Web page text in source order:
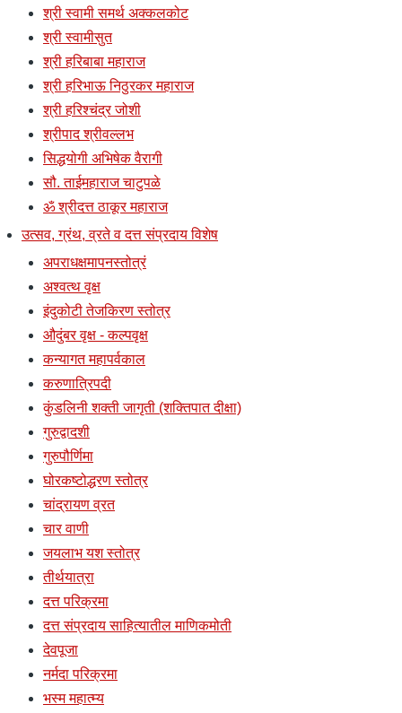
श्री स्वामी समर्थ अक्कलकोट
श्री स्वामीसुत
श्री हरिबाबा महाराज
श्री हरिभाऊ निठुरकर महाराज
श्री हरिश्चंद्र जोशी
श्रीपाद श्रीवल्लभ
सिद्धयोगी अभिषेक वैरागी
सौ. ताईमहाराज चाटुपळे
ॐ श्रीदत्त ठाकूर महाराज
उत्सव, ग्रंथ, व्रते व दत्त संप्रदाय विशेष
अपराधक्षमापनस्तोत्रं
अश्वत्थ वृक्ष
इंदुकोटी तेजकिरण स्तोत्र
औदुंबर वृक्ष - कल्पवृक्ष
कन्यागत महापर्वकाल
करुणात्रिपदी
कुंडलिनी शक्ती जागृती (शक्तिपात दीक्षा)
गुरुद्वादशी
गुरुपौर्णिमा
घोरकष्टोद्धरण स्तोत्र
चांद्रायण व्रत
चार वाणी
जयलाभ यश स्तोत्र
तीर्थयात्रा
दत्त परिक्रमा
दत्त संप्रदाय साहित्यातील माणिकमोती
देवपूजा
नर्मदा परिक्रमा
भस्म महात्म्य